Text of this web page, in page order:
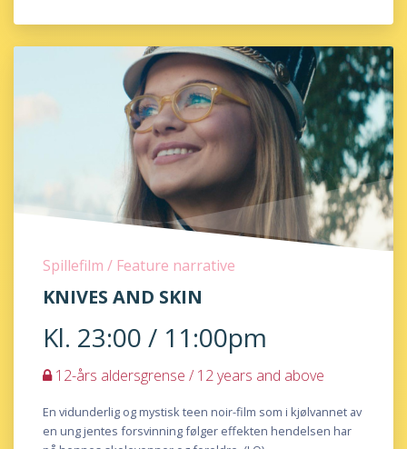
Spillefilm / Feature narrative
KNIVES AND SKIN
Kl. 23:00 / 11:00pm
12-års aldersgrense / 12 years and above
En vidunderlig og mystisk teen noir-film som i kjølvannet av
en ung jentes forsvinning følger effekten hendelsen har